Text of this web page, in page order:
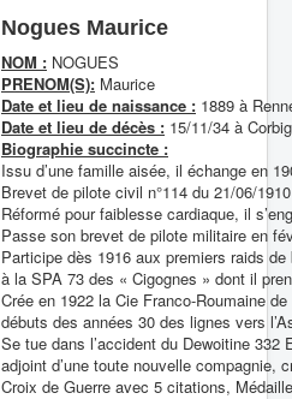
Nogues Maurice
NOM : NOGUES
PRENOM(S): Maurice
Date et lieu de naissance : 1889 à
Date et lieu de décès : 15/11/34 à
Biographie succincte :
Issu d’une famille aisée, il échange en
Brevet de pilote civil n°114 du 21/06/
Réformé pour faiblesse cardiaque, il
Passe son brevet de pilote militaire en
Participe dès 1916 aux premiers raids
à la SPA 73 des « Cigognes » dont il
Crée en 1922 la Cie Franco-Roumaine
débuts des années 30 des lignes vers
Se tue dans l’accident du Dewoitine
adjoint d’une toute nouvelle compagnie,
Croix de Guerre avec 5 citations,